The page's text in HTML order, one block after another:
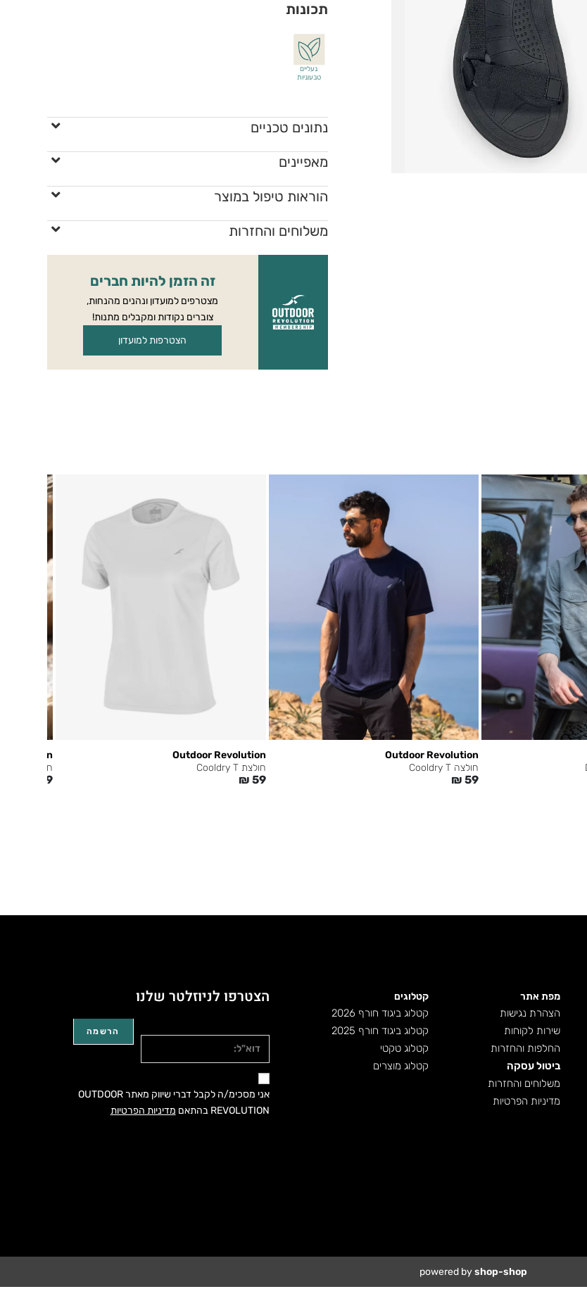
תכונות
נעליים
טבעוניות
נתונים טכניים
מאפיינים
הוראות טיפול במוצר
משלוחים והחזרות
זה הזמן להיות חברים
מצטרפים למועדון ונהנים מהנחות,
צוברים נקודות ומקבלים מתנות!
הצטרפות למועדון
Outdoor Revolution
חולצה Cooldry T
₪ 59
Outdoor Revolution
חולצת Cooldry T
₪ 59
חולצה Polo Cool Dry
89
קטלוגים
קטלוג ביגוד חורף 2026
קטלוג ביגוד חורף 2025
קטלוג טקטי
קטלוג מוצרים
מפת אתר
הצהרת נגישות
שירות לקוחות
החלפות והחזרות
ביטול עסקה
משלוחים והחזרות
מדיניות הפרטיות
הצטרפו לניוזלטר שלנו
אני מסכימ/ה לקבל דברי שיווק מאתר OUTDOOR
REVOLUTION בהתאם
מדיניות הפרטיות
powered byshop-shop